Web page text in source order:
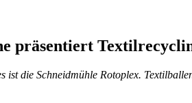
präsentiert
ist die Schneidmühle Rotoplex.